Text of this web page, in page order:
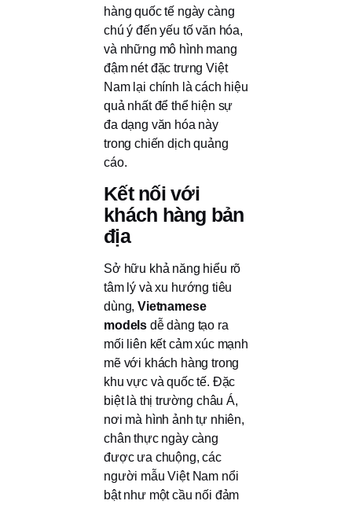
hàng quốc tế ngày càng
chú ý đến yếu tố văn hóa,
và những mô hình mang
đậm nét đặc trưng Việt
Nam lại chính là cách hiệu
quả nhất để thể hiện sự
đa dạng văn hóa này
trong chiến dịch quảng
cáo.
Kết nối với
khách hàng bản
địa
Sở hữu khả năng hiểu rõ
tâm lý và xu hướng tiêu
dùng,Vietnamese
models dễ dàng tạo ra
mối liên kết cảm xúc mạnh
mẽ với khách hàng trong
khu vực và quốc tế. Đặc
biệt là thị trường châu Á,
nơi mà hình ảnh tự nhiên,
chân thực ngày càng
được ưa chuộng, các
người mẫu Việt Nam nổi
bật như một cầu nối đảm